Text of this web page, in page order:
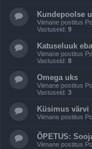
Kundepoolse
Viimane postitus
Vastuseid: 9
Katuseluuk
Viimane postitus
Vastuseid: 8
Omega uks
Viimane postitus
Vastuseid: 3
Küsimus värvi
Viimane postitus
ÕPETUS:
Viimane postitus